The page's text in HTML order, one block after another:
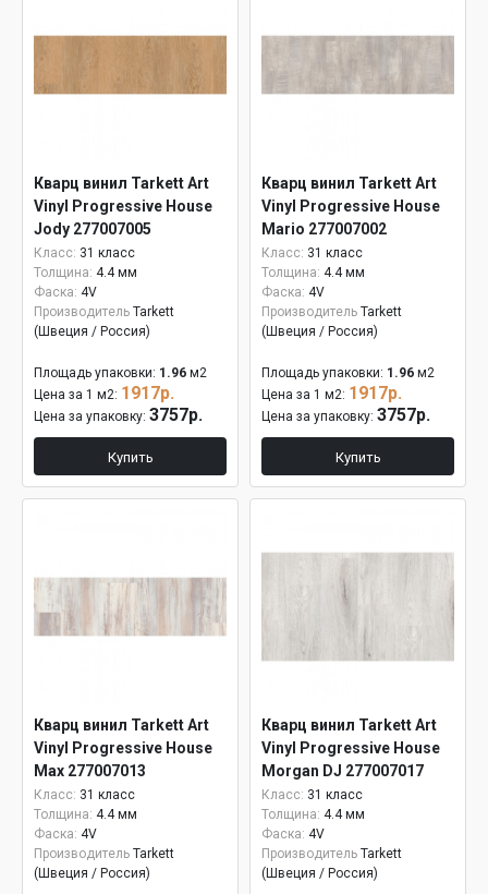
Кварц винил Tarkett Art
Vinyl Progressive House
Jody 277007005
Класс: 31 класс
Толщина: 4.4 мм
Фаска: 4V
Производитель Tarkett
(Швеция / Россия)
Площадь упаковки: 1.96 м2
Цена за 1 м2: 1917р.
Цена за упаковку: 3757р.
Купить
Кварц винил Tarkett Art
Vinyl Progressive House
Mario 277007002
Класс: 31 класс
Толщина: 4.4 мм
Фаска: 4V
Производитель Tarkett
(Швеция / Россия)
Площадь упаковки: 1.96 м2
Цена за 1 м2: 1917р.
Цена за упаковку: 3757р.
Купить
Кварц винил Tarkett Art
Vinyl Progressive House
Max 277007013
Класс: 31 класс
Толщина: 4.4 мм
Фаска: 4V
Производитель Tarkett
(Швеция / Россия)
Кварц винил Tarkett Art
Vinyl Progressive House
Morgan DJ 277007017
Класс: 31 класс
Толщина: 4.4 мм
Фаска: 4V
Производитель Tarkett
(Швеция / Россия)